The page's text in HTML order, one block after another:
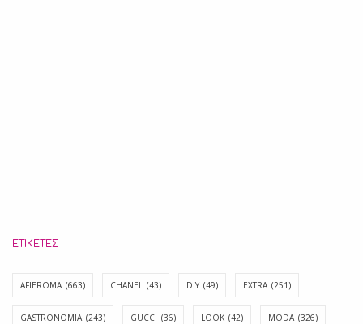
ΕΤΙΚΈΤΕΣ
AFIEROMA (663) CHANEL (43) DIY (49) EXTRA (251)
GASTRONOMIA (243) GUCCI (36) LOOK (42) MODA (326)